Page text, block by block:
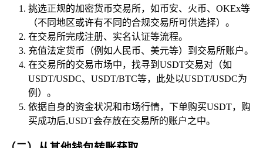
挑选正规的加密货币交易所，如币安、火币、OKEx等
（不同地区或许有不同的合规交易所可供选择）。
在交易所完成注册、实名认证等流程。
充值法定货币（例如人民币、美元等）到交易所账户。
在交易所的交易市场中，找寻到USDT交易对（如
USDT/USDC、USDT/BTC等，此处以USDT/USDC为
例）。
依据自身的资金状况和市场行情，下单购买USDT，购
买成功后,USDT会存放在交易所的账户之中。